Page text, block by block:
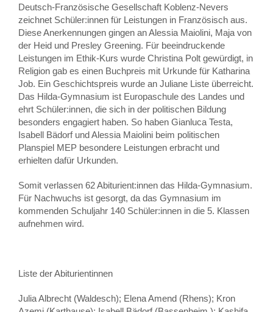
Deutsch-Französische Gesellschaft Koblenz-Nevers
zeichnet Schüler:innen für Leistungen in Französisch aus.
Diese Anerkennungen gingen an Alessia Maiolini, Maja von
der Heid und Presley Greening. Für beeindruckende
Leistungen im Ethik-Kurs wurde Christina Polt gewürdigt, in
Religion gab es einen Buchpreis mit Urkunde für Katharina
Job. Ein Geschichtspreis wurde an Juliane Liste überreicht.
Das Hilda-Gymnasium ist Europaschule des Landes und
ehrt Schüler:innen, die sich in der politischen Bildung
besonders engagiert haben. So haben Gianluca Testa,
Isabell Bädorf und Alessia Maiolini beim politischen
Planspiel MEP besondere Leistungen erbracht und
erhielten dafür Urkunden.
Somit verlassen 62 Abiturient:innen das Hilda-Gymnasium.
Für Nachwuchs ist gesorgt, da das Gymnasium im
kommenden Schuljahr 140 Schüler:innen in die 5. Klassen
aufnehmen wird.
Liste der Abiturientinnen
Julia Albrecht (Waldesch); Elena Amend (Rhens); Kron